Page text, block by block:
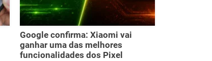
Google confirma: Xiaomi vai
ganhar uma das melhores
funcionalidades dos Pixel